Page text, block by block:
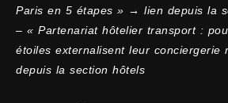
Paris en 5 étapes » → lien depuis la
– « Partenariat hôtelier transport :
étoiles externalisent leur
depuis la section hôtels